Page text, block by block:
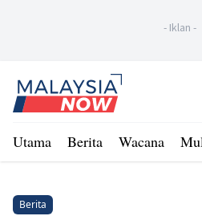
- Iklan -
Home
Utama Berita Wacana
Berita